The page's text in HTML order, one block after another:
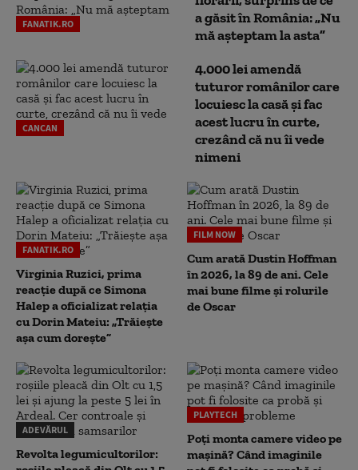
FANATIK.RO
a găsit în România: „Nu
mă așteptam la asta”
CANCAN
4.000 lei amendă
tuturor românilor care
locuiesc la casă și fac
acest lucru în curte,
crezând că nu îi vede
nimeni
FANATIK.RO
Virginia Ruzici, prima
reacție după ce Simona
Halep a oficializat relația
cu Dorin Mateiu: „Trăiește
așa cum dorește”
FILM NOW
Cum arată Dustin Hoffman
în 2026, la 89 de ani. Cele
mai bune filme și rolurile
de Oscar
ADEVĂRUL
Revolta legumicultorilor:
PLAYTECH
Poți monta camere video pe
mașină? Când imaginile